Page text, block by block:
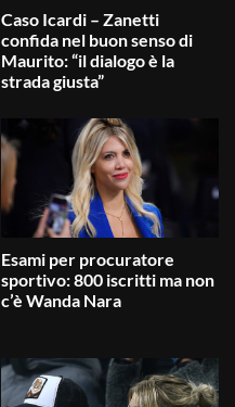
Caso Icardi – Zanetti
confida nel buon senso di
Maurito: “il dialogo è la
strada giusta”
Esami per procuratore
sportivo: 800 iscritti ma non
c’è Wanda Nara